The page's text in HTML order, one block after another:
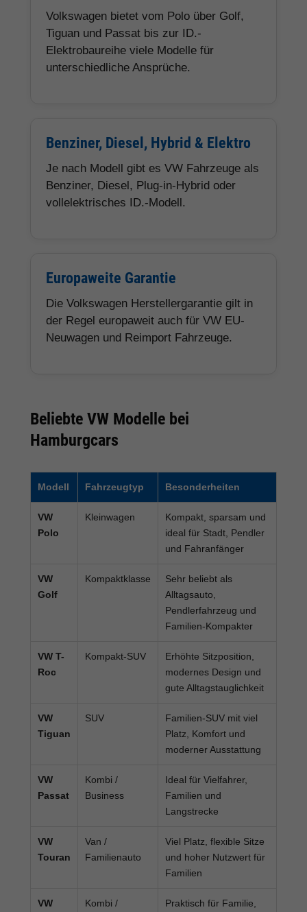
Volkswagen bietet vom Polo über Golf,
Tiguan und Passat bis zur ID.-
Elektrobaureihe viele Modelle für
unterschiedliche Ansprüche.
Benziner, Diesel, Hybrid & Elektro
Je nach Modell gibt es VW Fahrzeuge als
Benziner, Diesel, Plug-in-Hybrid oder
vollelektrisches ID.-Modell.
Europaweite Garantie
Die Volkswagen Herstellergarantie gilt in
der Regel europaweit auch für VW EU-
Neuwagen und Reimport Fahrzeuge.
Beliebte VW Modelle bei
Hamburgcars
Modell Fahrzeugtyp Besonderheiten
VW
Polo
Kleinwagen
Kompakt, sparsam und
ideal für Stadt, Pendler
und Fahranfänger
VW
Golf
Kompaktklasse
Sehr beliebt als
Alltagsauto,
Pendlerfahrzeug und
Familien-Kompakter
VW T-
Roc
Kompakt-SUV
Erhöhte Sitzposition,
modernes Design und
gute Alltagstauglichkeit
VW
Tiguan
SUV
Familien-SUV mit viel
Platz, Komfort und
moderner Ausstattung
VW
Passat
Kombi /
Business
Ideal für Vielfahrer,
Familien und
Langstrecke
VW
Touran
Van /
Familienauto
Viel Platz, flexible Sitze
und hoher Nutzwert für
Familien
VW
Kombi /
Praktisch für Familie,